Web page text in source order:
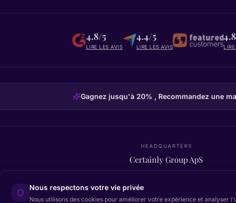
4.8/5
LIRE LES AVIS
4.4/5
LIRE LES AVIS
Gagnez jusqu'à 20% , Recommandez une
HEADQUARTERS
Certainly Group ApS
C/O GRROW, Pilestræde 52A · 1112 København K ·
Nous respectons votre vie privée
Nous utilisons des cookies pour améliorer votre expérience et analyser